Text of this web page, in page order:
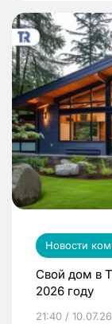
Новости
Свой дом в
2026 году
21:40 / 10.07.26